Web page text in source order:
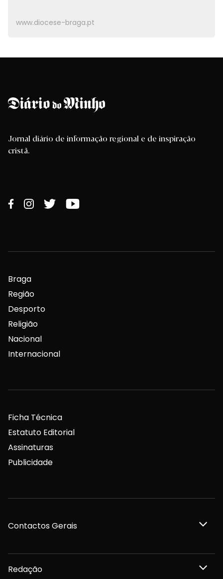
www.diocese-braga.pt
Jornal diário de informação regional e de inspiração
cristã.
Braga
Região
Desporto
Religião
Nacional
Internacional
Ficha Técnica
Estatuto Editorial
Assinaturas
Publicidade
Contactos Gerais
Redação